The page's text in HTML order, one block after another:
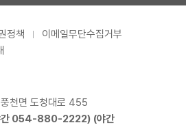
정책
이메일무단수집거부
천면 도청대로 455
054-880-2222) (야간